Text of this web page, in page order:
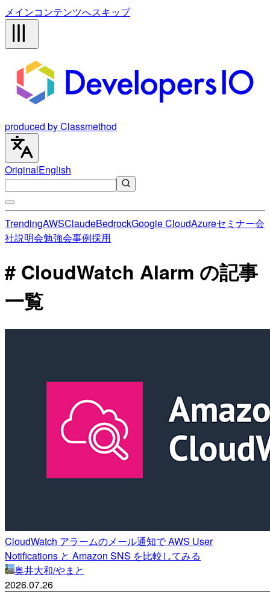
メインコンテンツへスキップ
produced by Classmethod
OriginalEnglish
TrendingAWSClaudeBedrockGoogle CloudAzureセミナー会
社説明会勉強会事例採用
# CloudWatch Alarm の記事
一覧
CloudWatch アラームのメール通知で AWS User
Notifications と Amazon SNS を比較してみる
奥井大和/やまと
2026.07.26